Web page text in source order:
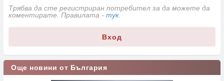
Трябва да сте регистриран потребител за да можете да
коментирате. Правилата - тук
Вход
Още новини от България